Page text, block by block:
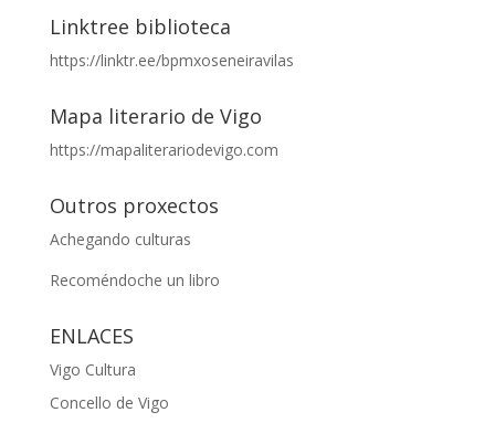
Linktree biblioteca
https://linktr.ee/bpmxoseneiravilas
Mapa literario de Vigo
https://mapaliterariodevigo.com
Outros proxectos
Achegando culturas
Recoméndoche un libro
ENLACES
Vigo Cultura
Concello de Vigo